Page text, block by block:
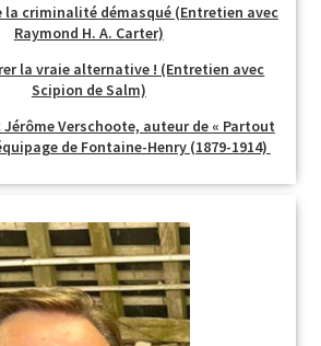
la criminalité démasqué (Entretien avec
Raymond H. A. Carter)
la vraie alternative ! (Entretien avec
Scipion de Salm)
Verschoote, auteur de « Partout
de Fontaine-Henry (1879-1914)